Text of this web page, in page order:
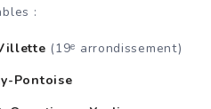
:
(19ᵉ arrondissement)
Pontoise